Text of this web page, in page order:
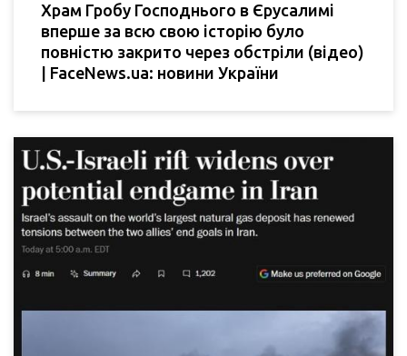
Храм Гробу Господнього в Єрусалимі
вперше за всю свою історію було
повністю закрито через обстріли (відео)
| FaceNews.ua: новини України